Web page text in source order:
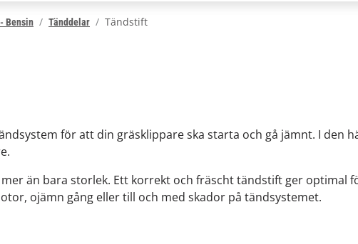
Bensin Tänddelar Tändstift
för att din gräsklippare ska starta och gå jämnt. I
än bara storlek. Ett korrekt och fräscht tändstift ger optimal
ojämn gång eller till och med skador på tändsystemet.